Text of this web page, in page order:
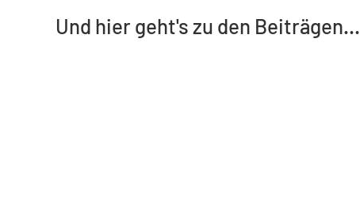
Und hier geht's zu den Beiträgen...